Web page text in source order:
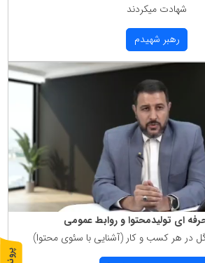
شهادت میكردند
رهبر شهیدم
ای تولیدمحتوا و روابط عمومی
در هر كسب و كار (آشنایی با سئوی محتوا)